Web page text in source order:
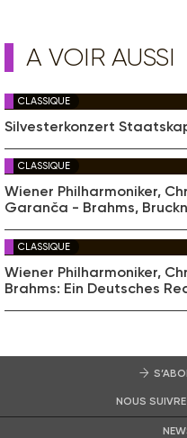
A VOIR AUSSI
CLASSIQUE
Silvesterkonzert
CLASSIQUE
Wiener Philharmoniker,
Garanča - Brahms,
CLASSIQUE
Wiener Philharmoniker,
Brahms: Ein Deutsches
NOUS SUIVRE